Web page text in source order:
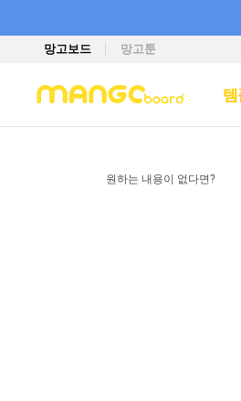
망고보드 망고툰
템
원하는 내용이 없다면?